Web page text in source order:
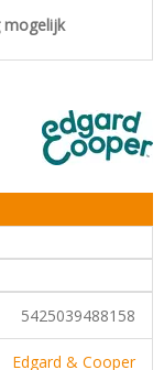
mogelijk
5425039488158
Edgard & Cooper